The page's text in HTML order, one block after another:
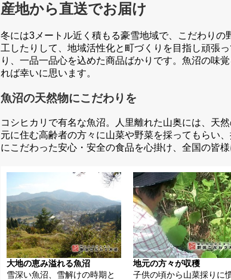
産地から直送でお届け
冬には3メートル近く積もる豪雪地域で、こだわりの
工したりして、地域活性化と町づくりを目指し頑張
り、一品一品心を込めた商品ばかりです。魚沼の味
れば幸いに思います。
魚沼の天然物にこだわりを
コシヒカリで有名な魚沼。人里離れた山奥には、天
元に住む高齢者の方々に山菜や野菜を採ってもらい
にこだわった安心・安全の食品を心掛け、全国の皆様
大地の恵み溢れる魚沼
雪深い魚沼、雪解けの時期と
地元の方々が収穫
子供の頃から山菜採りに